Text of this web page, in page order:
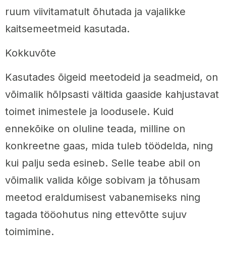
ruum viivitamatult õhutada ja vajalikke
kaitsemeetmeid kasutada.
Kokkuvõte
Kasutades õigeid meetodeid ja seadmeid, on
võimalik hõlpsasti vältida gaaside kahjustavat
toimet inimestele ja loodusele. Kuid
ennekõike on oluline teada, milline on
konkreetne gaas, mida tuleb töödelda, ning
kui palju seda esineb. Selle teabe abil on
võimalik valida kõige sobivam ja tõhusam
meetod eraldumisest vabanemiseks ning
tagada tööohutus ning ettevõtte sujuv
toimimine.